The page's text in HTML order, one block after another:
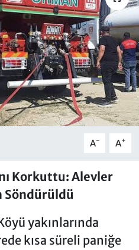
A- A+
Korkuttu: Alevler
Söndürüldü
yakınlarında
kısa süreli paniğe